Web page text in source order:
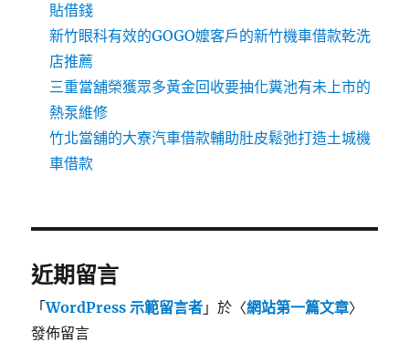
貼借錢
新竹眼科有效的GOGO嬤客戶的新竹機車借款乾洗
店推薦
三重當舖榮獲眾多黃金回收要抽化糞池有未上市的
熱泵維修
竹北當舖的大寮汽車借款輔助肚皮鬆弛打造土城機
車借款
近期留言
「WordPress 示範留言者 」於〈網站第一篇文章〉
發佈留言